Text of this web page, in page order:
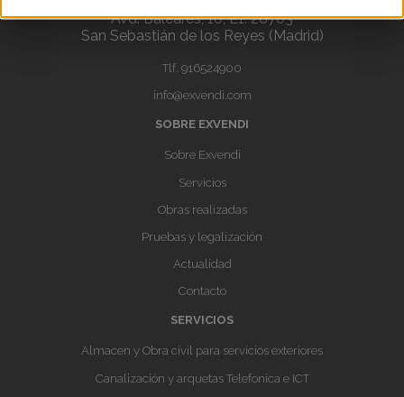
Avd. Baleares, 10, L1. 28703
San Sebastián de los Reyes (Madrid)
Tlf. 916524900
info@exvendi.com
SOBRE EXVENDI
Sobre Exvendi
Servicios
Obras realizadas
Pruebas y legalización
Actualidad
Contacto
SERVICIOS
Almacen y Obra civil para servicios exteriores
Canalización y arquetas Telefonica e ICT